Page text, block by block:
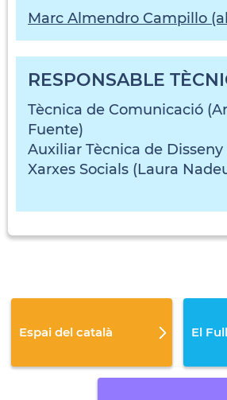
Marc Almendro Campillo
RESPONSABLE
Tècnica de Comunicació
Fuente)
Auxiliar Tècnica de Disseny
Xarxes Socials (Laura
Espai del català El Full